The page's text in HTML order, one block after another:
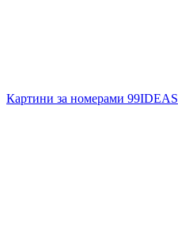
Картини за номерами 99IDEAS